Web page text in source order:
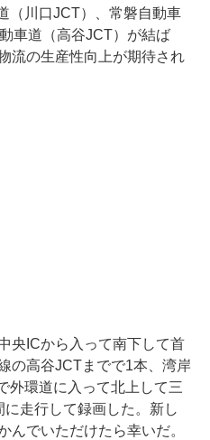
（川口JCT）、常磐自動車
車道（高谷JCT）が結ば
流の生産性向上が期待され
央ICから入って南下して首
の高谷JCTまでで1本、湾岸
外環道に入って北上して三
走行して録画した。新し
んでいただけたら幸いだ。